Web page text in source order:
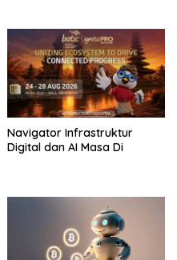
Navigator Infrastruktur
Digital dan AI Masa Di